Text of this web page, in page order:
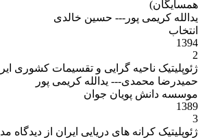
همسایگان)
یدالله کریمی پور--- حسین خالدی
انتخاب
1394
2
ژئوپلیتیک ناحیه گرایی و تقسیمات کشوری
حمیدرضا محمدی--- یدالله کریمی پور
موسسه دانش پویان جوان
1389
3
ژئوپلیتیک کرانه های دریایی ایران از دیدگاه